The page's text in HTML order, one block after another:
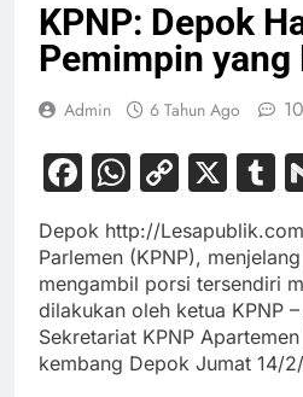
KPNP: Depok
Pemimpin yang
Admin 6 Tahun Ago 10
Facebook
Copy
Link
X
Depok http://
Parlemen (KPNP),
mengambil porsi tersendiri
dilakukan oleh ketua KPNP
Sekretariat KPNP
kembang Depok Jumat 14/